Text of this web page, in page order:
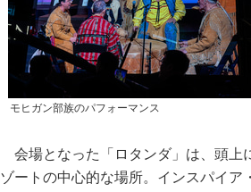
モヒガン部族のパフォーマンス
会場となった「ロタンダ」は、頭上
ゾートの中心的な場所。インスパイア